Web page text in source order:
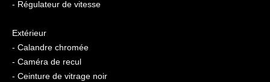
- Régulateur de vitesse
Extérieur
- Calandre chromée
- Caméra de recul
- Ceinture de vitrage noir